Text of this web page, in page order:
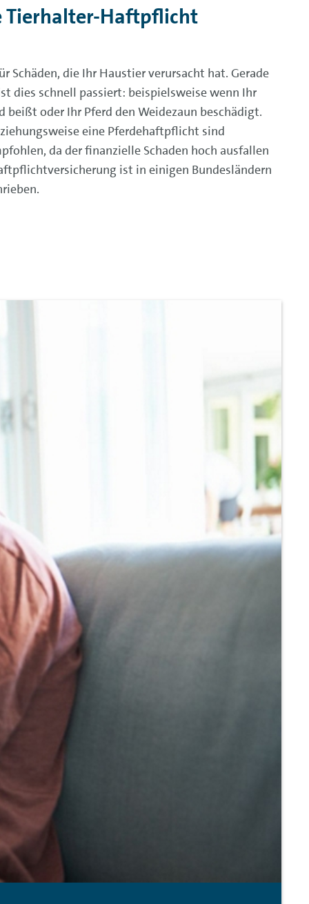
Tierhalter-Haftpflicht
Schäden, die Ihr Haustier verursacht hat. Gerade
dies schnell passiert: beispielsweise wenn Ihr
beißt oder Ihr Pferd den Weidezaun beschädigt.
eine Pferdehaftpflicht sind
da der finanzielle Schaden hoch ausfallen
ist in einigen Bundesländern